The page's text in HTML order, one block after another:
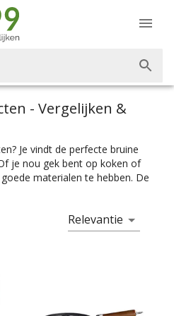
- Vergelijken &
Je vindt de perfecte bruine
je nou gek bent op koken of
materialen te hebben. De
cake, of het nou een
en maten, net als
mengkommen en
een grillpan voor vis,
een goede flensjespan voor de
koken heb je natuurlijk een
Relevantie